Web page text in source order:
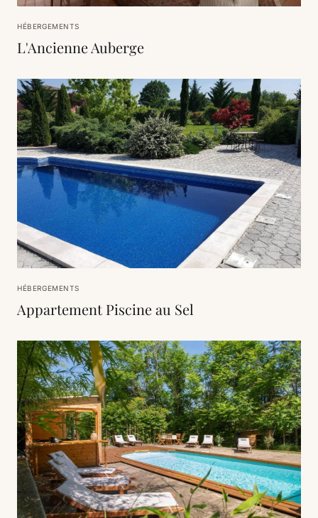
HÉBERGEMENTS
L'Ancienne Auberge
HÉBERGEMENTS
Appartement Piscine au Sel